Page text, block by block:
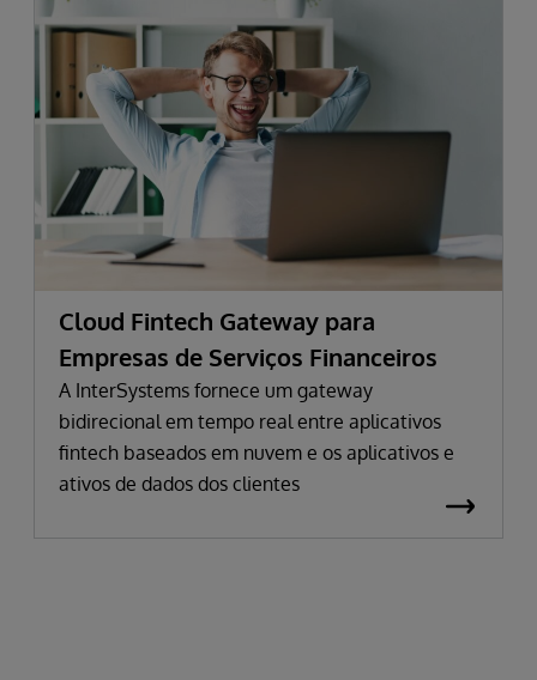
Cloud Fintech Gateway para
Empresas de Serviços Financeiros
A InterSystems fornece um gateway
bidirecional em tempo real entre aplicativos
fintech baseados em nuvem e os aplicativos e
ativos de dados dos clientes